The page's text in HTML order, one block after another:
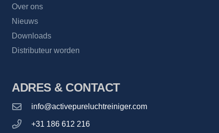
Over ons
Nieuws
Downloads
Distributeur worden
ADRES & CONTACT
info@activepureluchtreiniger.com
+31 186 612 216